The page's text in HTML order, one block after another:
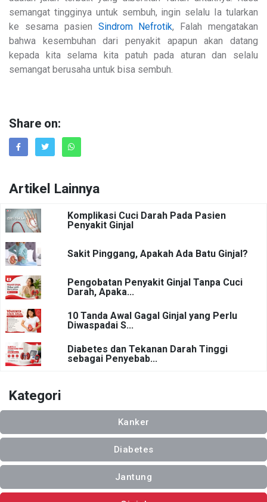
semangat tingginya untuk sembuh, ingin selalu Ia tularkan
ke sesama pasien Sindrom Nefrotik, Falah mengatakan
bahwa kesembuhan dari penyakit apapun akan datang
kepada kita selama kita patuh pada aturan dan selalu
semangat berusaha untuk bisa sembuh.
Share on:
Artikel Lainnya
Komplikasi Cuci Darah Pada Pasien
Penyakit Ginjal
Sakit Pinggang, Apakah Ada Batu Ginjal?
Pengobatan Penyakit Ginjal Tanpa Cuci
Darah, Apaka...
10 Tanda Awal Gagal Ginjal yang Perlu
Diwaspadai S...
Diabetes dan Tekanan Darah Tinggi
sebagai Penyebab...
Kategori
Kanker
Diabetes
Jantung